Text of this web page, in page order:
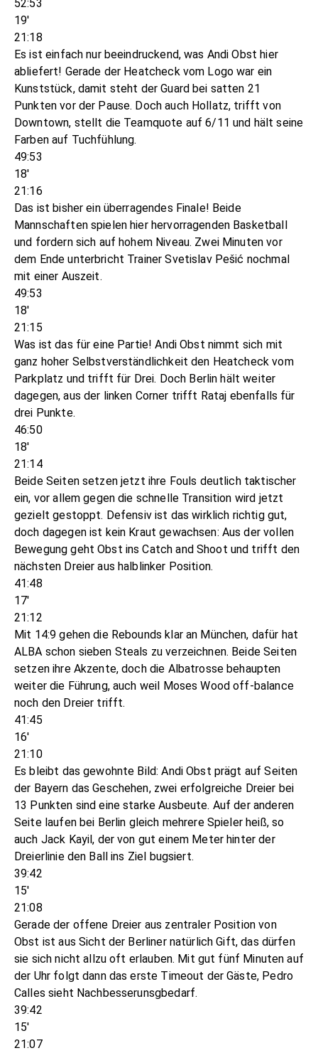
52:53
19'
21:18
Es ist einfach nur beeindruckend, was Andi Obst hier
abliefert! Gerade der Heatcheck vom Logo war ein
Kunststück, damit steht der Guard bei satten 21
Punkten vor der Pause. Doch auch Hollatz, trifft von
Downtown, stellt die Teamquote auf 6/11 und hält seine
Farben auf Tuchfühlung.
49:53
18'
21:16
Das ist bisher ein überragendes Finale! Beide
Mannschaften spielen hier hervorragenden Basketball
und fordern sich auf hohem Niveau. Zwei Minuten vor
dem Ende unterbricht Trainer Svetislav Pešić nochmal
mit einer Auszeit.
49:53
18'
21:15
Was ist das für eine Partie! Andi Obst nimmt sich mit
ganz hoher Selbstverständlichkeit den Heatcheck vom
Parkplatz und trifft für Drei. Doch Berlin hält weiter
dagegen, aus der linken Corner trifft Rataj ebenfalls für
drei Punkte.
46:50
18'
21:14
Beide Seiten setzen jetzt ihre Fouls deutlich taktischer
ein, vor allem gegen die schnelle Transition wird jetzt
gezielt gestoppt. Defensiv ist das wirklich richtig gut,
doch dagegen ist kein Kraut gewachsen: Aus der vollen
Bewegung geht Obst ins Catch and Shoot und trifft den
nächsten Dreier aus halblinker Position.
41:48
17'
21:12
Mit 14:9 gehen die Rebounds klar an München, dafür hat
ALBA schon sieben Steals zu verzeichnen. Beide Seiten
setzen ihre Akzente, doch die Albatrosse behaupten
weiter die Führung, auch weil Moses Wood off-balance
noch den Dreier trifft.
41:45
16'
21:10
Es bleibt das gewohnte Bild: Andi Obst prägt auf Seiten
der Bayern das Geschehen, zwei erfolgreiche Dreier bei
13 Punkten sind eine starke Ausbeute. Auf der anderen
Seite laufen bei Berlin gleich mehrere Spieler heiß, so
auch Jack Kayil, der von gut einem Meter hinter der
Dreierlinie den Ball ins Ziel bugsiert.
39:42
15'
21:08
Gerade der offene Dreier aus zentraler Position von
Obst ist aus Sicht der Berliner natürlich Gift, das dürfen
sie sich nicht allzu oft erlauben. Mit gut fünf Minuten auf
der Uhr folgt dann das erste Timeout der Gäste, Pedro
Calles sieht Nachbesserunsgbedarf.
39:42
15'
21:07